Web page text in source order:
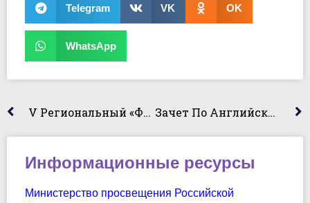
Telegram VK OK
WhatsApp
V Региональный «Фестиваль Славянской Письменности И Культуры» Зачет По Английскому Языку
Информационные ресурсы
Министерство просвещения Российской